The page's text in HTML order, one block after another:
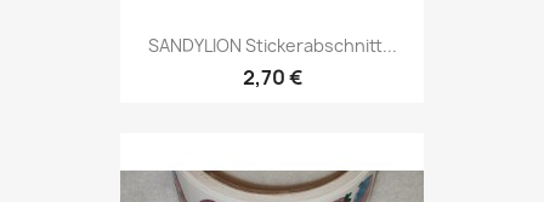
SANDYLION Stickerabschnitt...
2,70 €